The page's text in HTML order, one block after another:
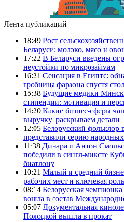
Лента публикаций
18:49 Рост
Беларуси: молоко, мясо и
17:22 В Беларуси введены
неустойки по микрозаймам
16:21 Сенсация в Египте:
гробница фараона спустя
15:38 Будущие медики
стипендии: мотивация и
14:20 Какие бизнес-сферы
выручку: раскрываем детали
12:05 Белорусский
представили серию народных
11:38 Динара и Антон
победили в сингл-миксте
биатлону
10:21 Малый и средний
рабочих мест и ключевая
08:14 Белорусская
вошла в состав
05:07 Документальная
Полоцкой вышла в прокат